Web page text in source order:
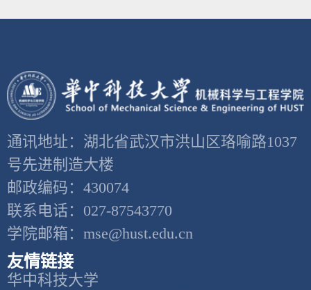
通讯地址：湖北省武汉市洪山区珞喻路1037
号先进制造大楼
邮政编码：430074
联系电话：027-87543770
学院邮箱：mse@hust.edu.cn
友情链接
华中科技大学